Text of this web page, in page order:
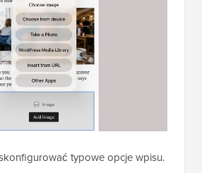
typowe opcje wpisu.